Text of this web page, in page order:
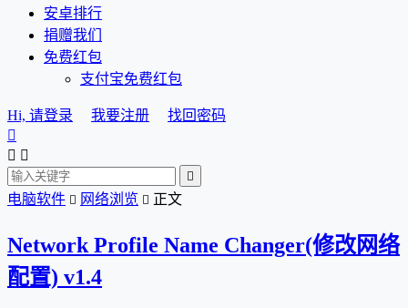
安卓排行
捐赠我们
免费红包
支付宝免费红包
Hi, 请登录 我要注册
找回密码

 

电脑软件  网络浏览  正文
Network Profile Name Changer(修改网络
配置) v1.4